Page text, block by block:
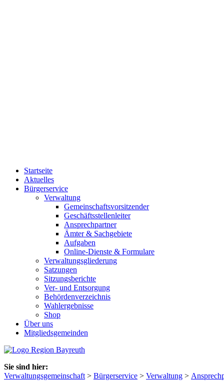
Startseite
Aktuelles
Bürgerservice
Verwaltung
Gemeinschaftsvorsitzender
Geschäftsstellenleiter
Ansprechpartner
Ämter & Sachgebiete
Aufgaben
Online-Dienste & Formulare
Verwaltungsgliederung
Satzungen
Sitzungsberichte
Ver- und Entsorgung
Behördenverzeichnis
Wahlergebnisse
Shop
Über uns
Mitgliedsgemeinden
Sie sind hier:
Verwaltungsgemeinschaft > Bürgerservice > Verwaltung >